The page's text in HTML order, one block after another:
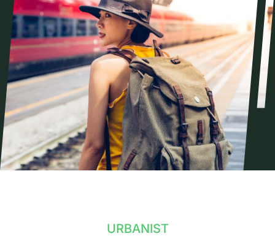
URBANIST